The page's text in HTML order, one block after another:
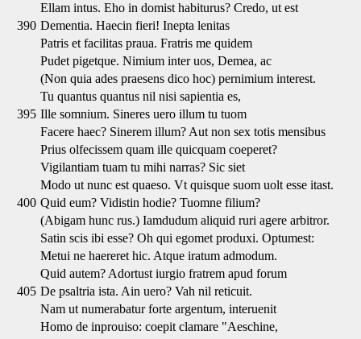
Ellam intus. Eho in domist habiturus? Credo, ut est
390 Dementia. Haecin fieri! Inepta lenitas
Patris et facilitas praua. Fratris me quidem
Pudet pigetque. Nimium inter uos, Demea, ac
(Non quia ades praesens dico hoc) pernimium interest.
Tu quantus quantus nil nisi sapientia es,
395 Ille somnium. Sineres uero illum tu tuom
Facere haec? Sinerem illum? Aut non sex totis mensibus
Prius olfecissem quam ille quicquam coeperet?
Vigilantiam tuam tu mihi narras? Sic siet
Modo ut nunc est quaeso. Vt quisque suom uolt esse itast.
400 Quid eum? Vidistin hodie? Tuomne filium?
(Abigam hunc rus.) Iamdudum aliquid ruri agere arbitror.
Satin scis ibi esse? Oh qui egomet produxi. Optumest:
Metui ne haereret hic. Atque iratum admodum.
Quid autem? Adortust iurgio fratrem apud forum
405 De psaltria ista. Ain uero? Vah nil reticuit.
Nam ut numerabatur forte argentum, interuenit
Homo de inprouiso: coepit clamare "Aeschine,